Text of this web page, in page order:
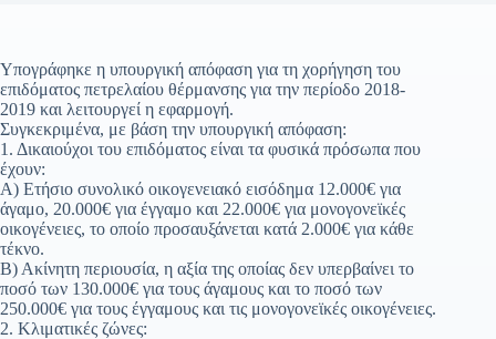
Υπογράφηκε η υπουργική απόφαση για τη χορήγηση του
επιδόματος πετρελαίου θέρμανσης για την περίοδο 2018-
2019 και λειτουργεί η εφαρμογή.
Συγκεκριμένα, με βάση την υπουργική απόφαση:
1. Δικαιούχοι του επιδόματος είναι τα φυσικά πρόσωπα που
έχουν:
Α) Ετήσιο συνολικό οικογενειακό εισόδημα 12.000€ για
άγαμο, 20.000€ για έγγαμο και 22.000€ για μονογονεϊκές
οικογένειες, το οποίο προσαυξάνεται κατά 2.000€ για κάθε
τέκνο.
Β) Ακίνητη περιουσία, η αξία της οποίας δεν υπερβαίνει το
ποσό των 130.000€ για τους άγαμους και το ποσό των
250.000€ για τους έγγαμους και τις μονογονεϊκές οικογένειες.
2. Κλιματικές ζώνες: